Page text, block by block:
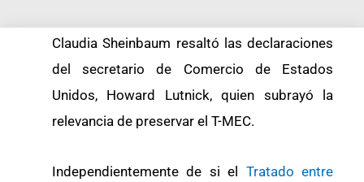
Claudia Sheinbaum resaltó las declaraciones
del secretario de Comercio de Estados
Unidos, Howard Lutnick, quien subrayó la
relevancia de preservar el T-MEC.
Independientemente de si el Tratado entre